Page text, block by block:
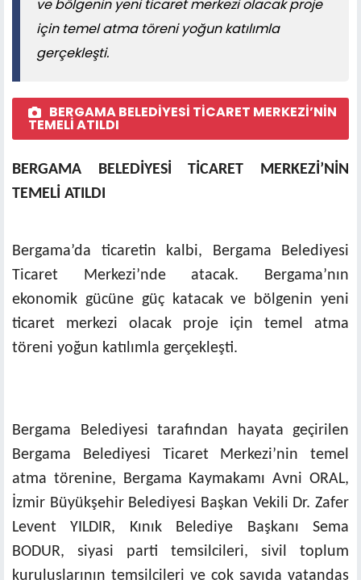
ve bölgenin yeni ticaret merkezi olacak proje
için temel atma töreni yoğun katılımla
gerçekleşti.
BERGAMA BELEDİYESİ TİCARET MERKEZİ’NİN
TEMELİ ATILDI
BERGAMA BELEDİYESİ TİCARET MERKEZİ’NİN
TEMELİ ATILDI
Bergama’da ticaretin kalbi, Bergama Belediyesi
Ticaret Merkezi’nde atacak. Bergama’nın
ekonomik gücüne güç katacak ve bölgenin yeni
ticaret merkezi olacak proje için temel atma
töreni yoğun katılımla gerçekleşti.
Bergama Belediyesi tarafından hayata geçirilen
Bergama Belediyesi Ticaret Merkezi’nin temel
atma törenine, Bergama Kaymakamı Avni ORAL,
İzmir Büyükşehir Belediyesi Başkan Vekili Dr. Zafer
Levent YILDIR, Kınık Belediye Başkanı Sema
BODUR, siyasi parti temsilcileri, sivil toplum
kuruluşlarının temsilcileri ve çok sayıda vatandaş